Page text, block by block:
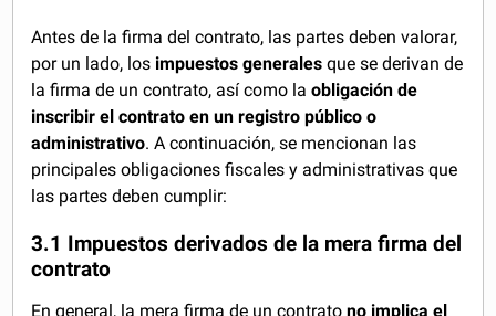
Antes de la firma del contrato, las partes deben valorar,
por un lado, los impuestos generales que se derivan de
la firma de un contrato, así como laobligación de
inscribir el contrato en un registro público o
administrativo. A continuación, se mencionan las
principales obligaciones fiscales y administrativas que
las partes deben cumplir:
3.1 Impuestos derivados de la mera firma del
contrato
En general, la mera firma de un contratono implica el